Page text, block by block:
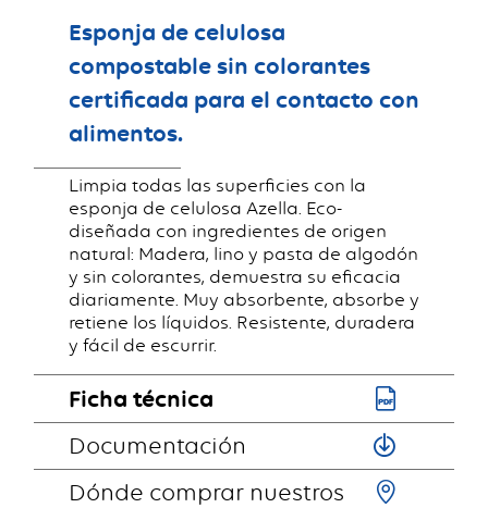
Esponja de celulosa
compostable sin colorantes
certificada para el contacto con
alimentos.
Limpia todas las superficies con la
esponja de celulosa Azella. Eco-
diseñada con ingredientes de origen
natural: Madera, lino y pasta de algodón
y sin colorantes, demuestra su eficacia
diariamente. Muy absorbente, absorbe y
retiene los líquidos. Resistente, duradera
y fácil de escurrir.
Ficha técnica
Documentación
Dónde comprar nuestros